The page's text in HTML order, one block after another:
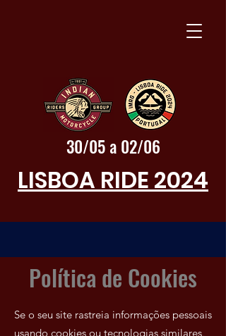
30/05 a 02/06
LISBOA RIDE 2024
Política de Cookies
Se o seu site rastreia informações pessoais
usando cookies ou tecnologias similares,